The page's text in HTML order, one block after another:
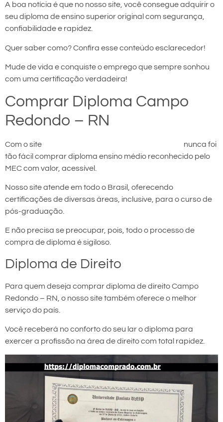
A boa notícia é que no nosso site, você consegue adquirir o
seu diploma de ensino superior original com segurança,
confiabilidade e rapidez.
Quer saber como? Confira esse conteúdo esclarecedor!
Mude de vida e conquiste o emprego que sempre sonhou
com uma certificação verdadeira!
Comprar Diploma Campo
Redondo – RN
Com o site
nunca foi
tão fácil comprar diploma ensino médio reconhecido pelo
MEC com valor, acessível.
Nosso site atende em todo o Brasil, oferecendo
certificações de diversas áreas, inclusive, para o curso de
pós-graduação.
E não precisa se preocupar, pois, todo o processo de
compra de diploma é sigiloso.
Diploma de Direito
Para quem deseja comprar diploma de direito Campo
Redondo – RN, o nosso site também oferece o melhor
serviço do país.
Você receberá no conforto do seu lar o diploma para
exercer a profissão na área de direito com total rapidez.